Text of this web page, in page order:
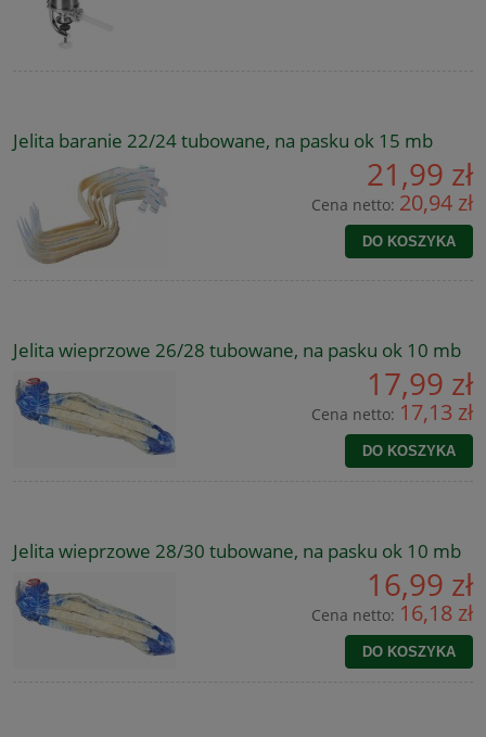
Jelita baranie 22/24 tubowane, na pasku ok 15 mb
21,99 zł
Cena netto: 20,94 zł
DO KOSZYKA
Jelita wieprzowe 26/28 tubowane, na pasku ok 10 mb
17,99 zł
Cena netto: 17,13 zł
DO KOSZYKA
Jelita wieprzowe 28/30 tubowane, na pasku ok 10 mb
16,99 zł
Cena netto: 16,18 zł
DO KOSZYKA